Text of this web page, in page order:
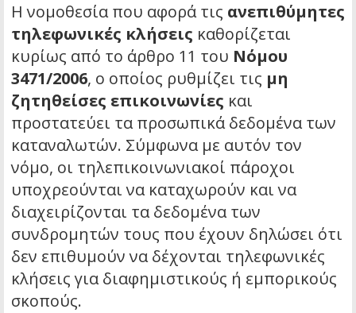
Η νομοθεσία που αφορά τις ανεπιθύμητες
τηλεφωνικές κλήσεις καθορίζεται
κυρίως από το άρθρο 11 του Νόμου
3471/2006, ο οποίος ρυθμίζει τις μη
ζητηθείσες επικοινωνίες και
προστατεύει τα προσωπικά δεδομένα των
καταναλωτών. Σύμφωνα με αυτόν τον
νόμο, οι τηλεπικοινωνιακοί πάροχοι
υποχρεούνται να καταχωρούν και να
διαχειρίζονται τα δεδομένα των
συνδρομητών τους που έχουν δηλώσει ότι
δεν επιθυμούν να δέχονται τηλεφωνικές
κλήσεις για διαφημιστικούς ή εμπορικούς
σκοπούς.